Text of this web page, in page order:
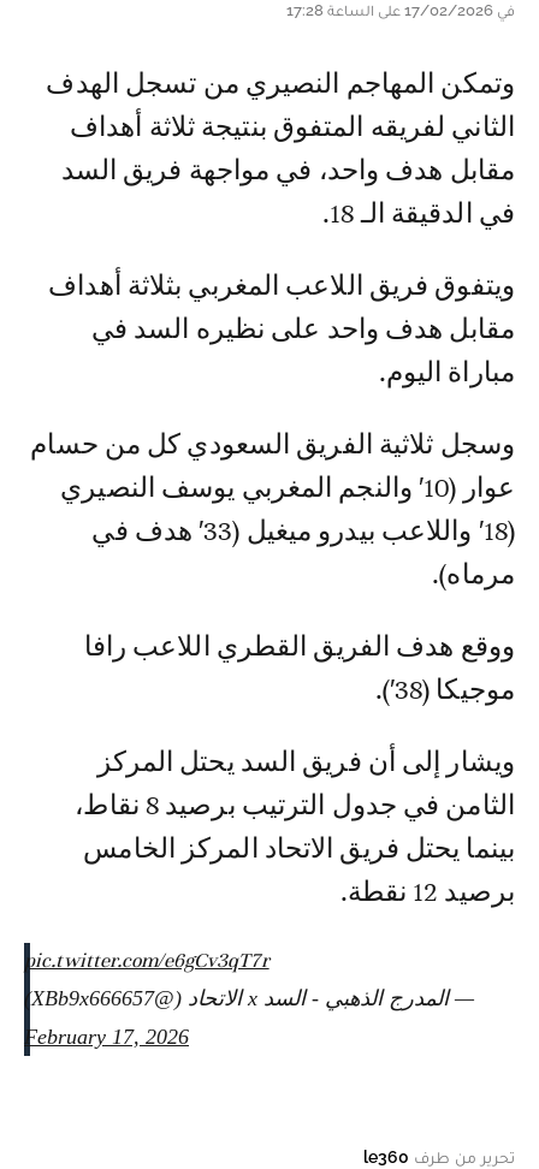
في 17/02/2026 على الساعة 17:28
وتمكن المهاجم النصيري من تسجل الهدف
الثاني لفريقه المتفوق بنتيجة ثلاثة أهداف
مقابل هدف واحد، في مواجهة فريق السد
في الدقيقة الـ 18.
ويتفوق فريق اللاعب المغربي بثلاثة أهداف
مقابل هدف واحد على نظيره السد في
مباراة اليوم.
وسجل ثلاثية الفريق السعودي كل من حسام
عوار (10′ والنجم المغربي يوسف النصيري
(18′ واللاعب بيدرو ميغيل (33′ هدف في
مرماه).
ووقع هدف الفريق القطري اللاعب رافا
موجيكا (38′).
ويشار إلى أن فريق السد يحتل المركز
الثامن في جدول الترتيب برصيد 8 نقاط،
بينما يحتل فريق الاتحاد المركز الخامس
برصيد 12 نقطة.
pic.twitter.com/e6gCv3qT7r
— المدرج الذهبي - السد x الاتحاد (@XBb9x666657)
February 17, 2026
تحرير من طرف le360